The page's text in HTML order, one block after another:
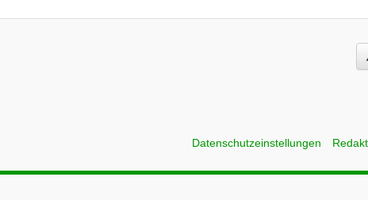
Datenschutzeinstellungen